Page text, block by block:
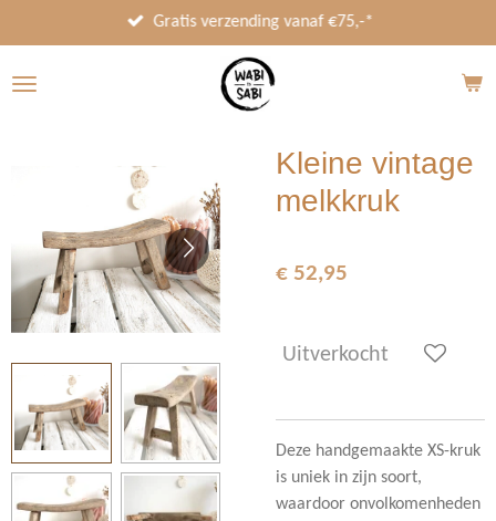
direct
naar
Gratis verzending vanaf €75,-*
Kleine vintage
melkkruk
€ 52,95
Uitverkocht
Deze handgemaakte XS-kruk
is uniek in zijn soort,
waardoor onvolkomenheden